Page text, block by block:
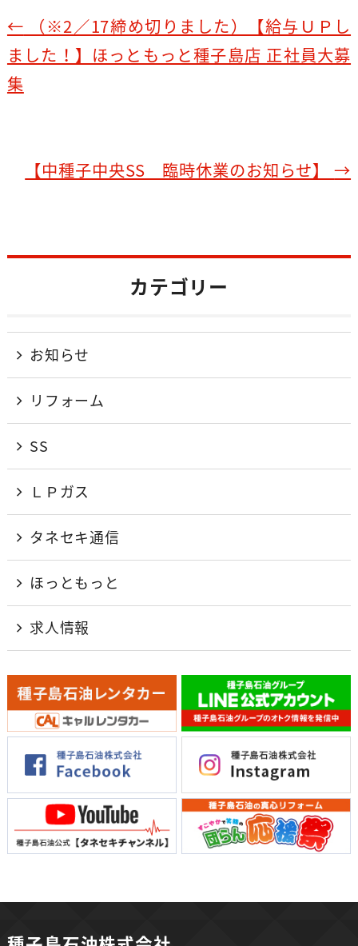
e
b
← （※2／17締め切りました）【給与ＵＰし
ました！】ほっともっと種子島店 正社員大募
集
【中種子中央SS 臨時休業のお知らせ】→
カテゴリー
お知らせ
リフォーム
SS
ＬＰガス
タネセキ通信
ほっともっと
求人情報